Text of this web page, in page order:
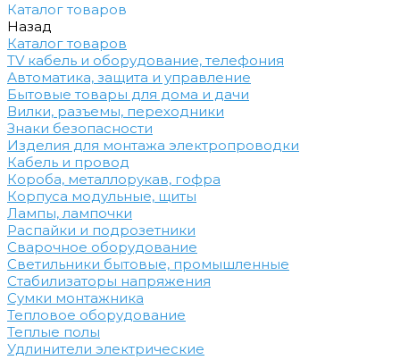
Каталог товаров
Назад
Каталог товаров
TV кабель и оборудование, телефония
Автоматика, защита и управление
Бытовые товары для дома и дачи
Вилки, разъемы, переходники
Знаки безопасности
Изделия для монтажа электропроводки
Кабель и провод
Короба, металлорукав, гофра
Корпуса модульные, щиты
Лампы, лампочки
Распайки и подрозетники
Сварочное оборудование
Светильники бытовые, промышленные
Стабилизаторы напряжения
Сумки монтажника
Тепловое оборудование
Теплые полы
Удлинители электрические